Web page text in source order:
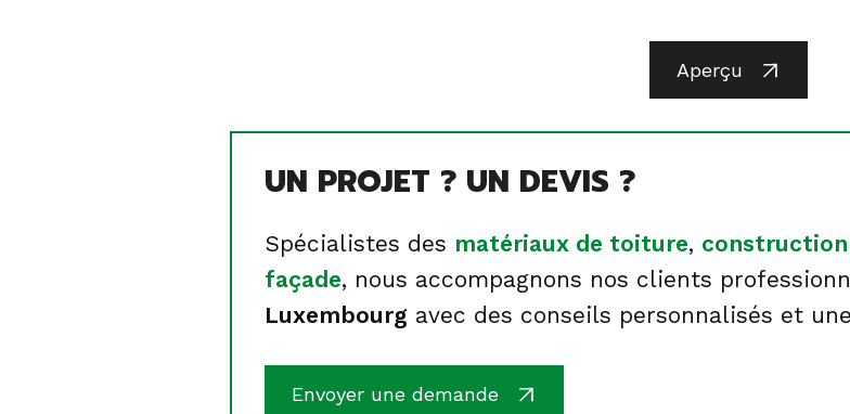
Aperçu
UN PROJET ? UN DEVIS ?
Spécialistes des matériaux de toiture, construction
façade, nous accompagnons nos clients
Luxembourg avec des conseils personnalisés et
Envoyer une demande